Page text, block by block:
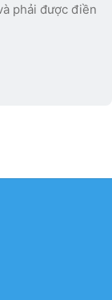
phải được điền